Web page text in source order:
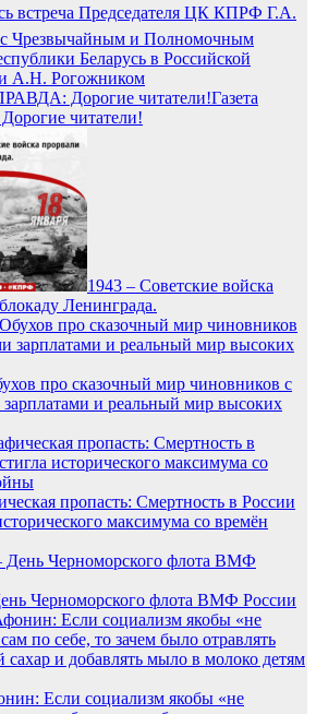
встреча Председателя ЦК КПРФ Г.А.
Чрезвычайным и Полномочным
Беларусь в Российской
А.Н. Рогожником
Газета
читатели!
1943 – Советские войска
Ленинграда.
про сказочный мир чиновников с
и реальный мир высоких
пропасть: Смертность в России
максимума со времён
Черноморского флота ВМФ России
Если социализм якобы «не